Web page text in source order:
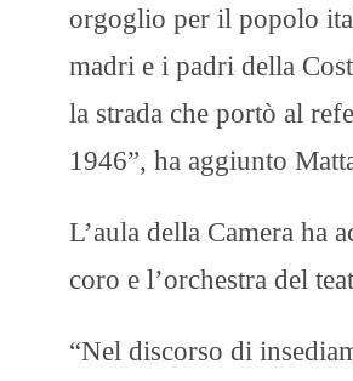
orgoglio per il popolo
madri e i padri della
la strada che portò al
1946”, ha aggiunto
L’aula della Camera ha
coro e l’orchestra del
“Nel discorso di